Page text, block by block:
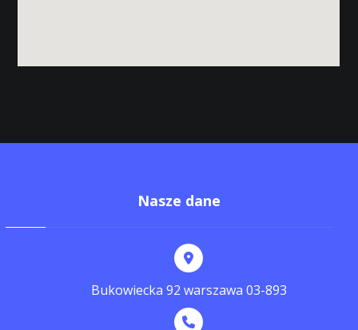
Nasze dane
Bukowiecka 92 warszawa 03-893